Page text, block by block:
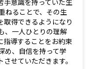
手意識を持っていた生
ねることで、その生
得できるようになり
、一人ひとりの理解
指導することをお約束
め、自信を持って学
せていただきます。